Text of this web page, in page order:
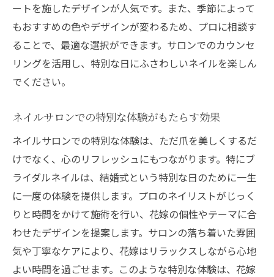
ートを施したデザインが人気です。また、季節によって
もおすすめの色やデザインが変わるため、プロに相談す
ることで、最適な選択ができます。サロンでのカウンセ
リングを活用し、特別な日にふさわしいネイルを楽しん
でください。
ネイルサロンでの特別な体験がもたらす効果
ネイルサロンでの特別な体験は、ただ爪を美しくするだ
けでなく、心のリフレッシュにもつながります。特にブ
ライダルネイルは、結婚式という特別な日のために一生
に一度の体験を提供します。プロのネイリストがじっく
りと時間をかけて施術を行い、花嫁の個性やテーマに合
わせたデザインを提案します。サロンの落ち着いた雰囲
気や丁寧なケアにより、花嫁はリラックスしながら心地
よい時間を過ごせます。このような特別な体験は、花嫁